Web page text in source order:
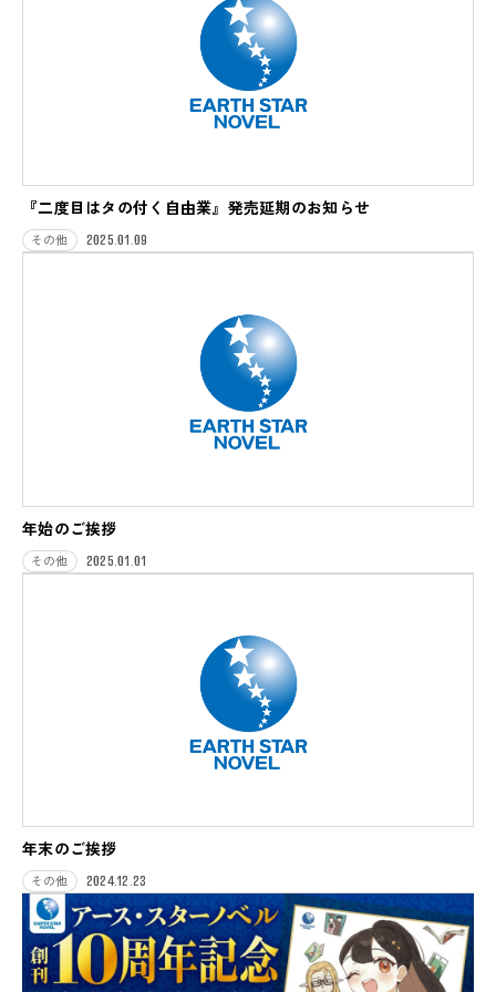
『二度目はタの付く自由業』発売延期のお知らせ
その他 2025.01.09
年始のご挨拶
その他 2025.01.01
年末のご挨拶
その他 2024.12.23